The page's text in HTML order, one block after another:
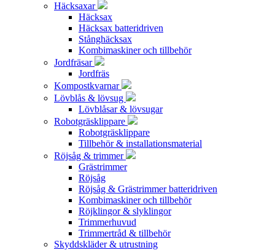
Häcksaxar
Häcksax
Häcksax batteridriven
Stånghäcksax
Kombimaskiner och tillbehör
Jordfräsar
Jordfräs
Kompostkvarnar
Lövblås & lövsug
Lövblåsar & lövsugar
Robotgräsklippare
Robotgräsklippare
Tillbehör & installationsmaterial
Röjsåg & trimmer
Grästrimmer
Röjsåg
Röjsåg & Grästrimmer batteridriven
Kombimaskiner och tillbehör
Röjklingor & slyklingor
Trimmerhuvud
Trimmertråd & tillbehör
Skyddskläder & utrustning